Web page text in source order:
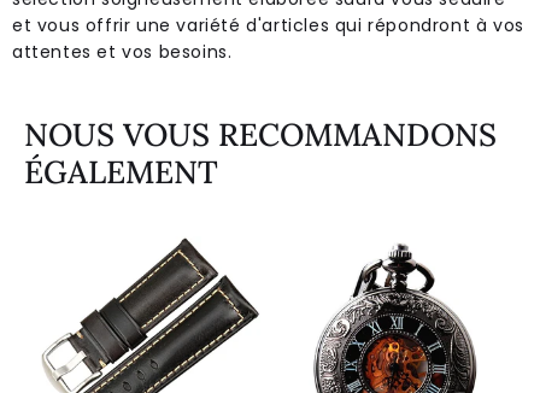
et vous offrir une variété d'articles qui répondront à vos
attentes et vos besoins.
NOUS VOUS RECOMMANDONS
ÉGALEMENT